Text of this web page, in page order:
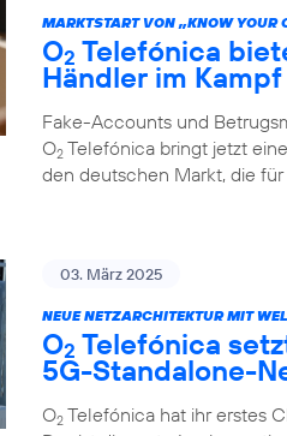
MARKTSTART VON „KNOW YOUR
O2 Telefónica
Händler im
Fake-Accounts und
O2 Telefónica bringt jetzt
den deutschen Markt, die
03. März 2025
NEUE NETZARCHITEKTUR MIT
O2 Telefónica
5G-Standalone-
O2 Telefónica hat ihr erstes